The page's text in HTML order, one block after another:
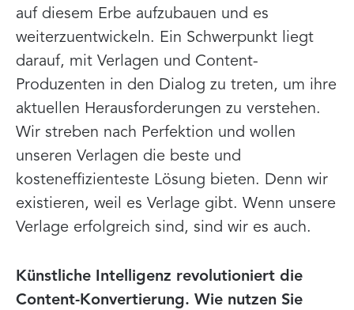
auf diesem Erbe aufzubauen und es
weiterzuentwickeln. Ein Schwerpunkt liegt
darauf, mit Verlagen und Content-
Produzenten in den Dialog zu treten, um ihre
aktuellen Herausforderungen zu verstehen.
Wir streben nach Perfektion und wollen
unseren Verlagen die beste und
kosteneffizienteste Lösung bieten. Denn wir
existieren, weil es Verlage gibt. Wenn unsere
Verlage erfolgreich sind, sind wir es auch.
Künstliche Intelligenz revolutioniert die
Content-Konvertierung. Wie nutzen Sie